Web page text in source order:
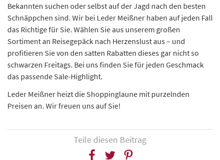
Bekannten suchen oder selbst auf der Jagd nach den besten
Schnäppchen sind. Wir bei Leder Meißner haben auf jeden Fall
das Richtige für Sie. Wählen Sie aus unserem großen
Sortiment an Reisegepäck nach Herzenslust aus – und
profitieren Sie von den satten Rabatten dieses gar nicht so
schwarzen Freitags. Bei uns finden Sie für jeden Geschmack
das passende Sale-Highlight.
Leder Meißner heizt die Shoppinglaune mit purzelnden
Preisen an. Wir freuen uns auf Sie!
Teile diesen Beitrag